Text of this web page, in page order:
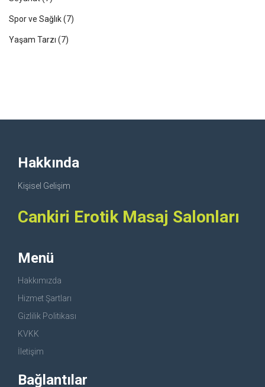
Spor ve Sağlık(7)
Yaşam Tarzı (7)
Hakkında
Kişisel Gelişim
Cankiri Erotik Masaj Salonları
Menü
Hakkımızda
Hizmet Şartları
Gizlilik Politikası
KVKK
İletişim
Bağlantılar